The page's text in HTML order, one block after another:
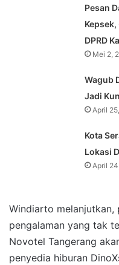
Pesan
DPRD
Mei 2,
Wagub
Jadi
April
Kota
Lokasi
April
Windiarto melanjutkan,
pengalaman yang tak
Novotel Tangerang
penyedia hiburan